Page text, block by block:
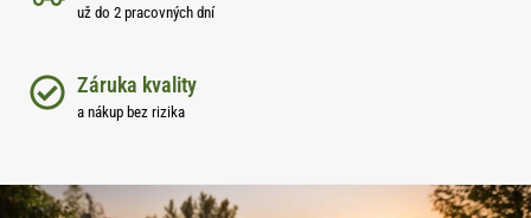
už do 2 pracovných dní
Záruka kvality
a nákup bez rizika